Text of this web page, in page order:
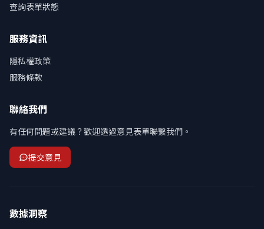
查詢表單狀態
服務資訊
隱私權政策
服務條款
聯絡我們
有任何問題或建議？歡迎透過意見表單聯繫我們。
提交意見
數據洞察